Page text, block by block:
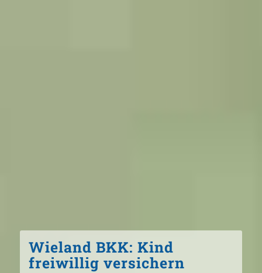
Wieland BKK: Kind
freiwillig versichern